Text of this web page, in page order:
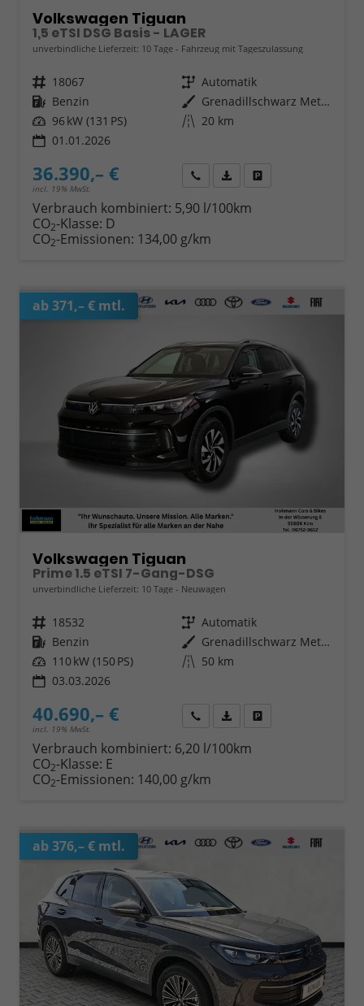
Volkswagen Tiguan
1,5 eTSI DSG Basis - LAGER
unverbindliche Lieferzeit: 10 Tage Fahrzeug mit Tageszulassung
Fahrzeugnr. 18067 Getriebe Automatik
Kraftstoff Benzin Außenfarbe
Grenadillschwarz Metallic (0E)
Leistung 96 kW (131 PS) Kilometerstand 20 km
01.01.2026
36.390,– €
incl. 19% MwSt.
Wir rufen Sie anFahrzeugexposé (PDF)
Verbrauch kombiniert: 5,90 l/100km
CO2-Klasse: D
CO2-Emissionen: 134,00 g/km
ab 371,– € mtl.
Volkswagen Tiguan
Prime 1.5 eTSI 7-Gang-DSG
unverbindliche Lieferzeit: 10 Tage Neuwagen
Fahrzeugnr. 18532 Getriebe Automatik
Kraftstoff Benzin Außenfarbe
Grenadillschwarz Metallic
Leistung 110 kW (150 PS) Kilometerstand 50 km
03.03.2026
40.690,– €
incl. 19% MwSt.
Wir rufen Sie anFahrzeugexposé (PDF)
Verbrauch kombiniert: 6,20 l/100km
CO2-Klasse: E
CO2-Emissionen: 140,00 g/km
ab 376,– € mtl.